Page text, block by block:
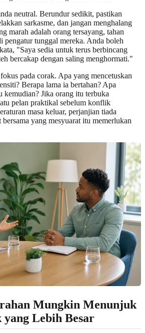
neutral. Berundur sedikit, pastikan
sarkasme, dan jangan menghalang
marah adalah orang tersayang, tahan
pengatur tunggal mereka. Anda boleh
"Saya sedia untuk terus berbincang
bercakap dengan saling menghormati."
pada corak. Apa yang mencetuskan
Berapa lama ia bertahan? Apa
kemudian? Jika orang itu terbuka
pelan praktikal sebelum konflik
masa keluar, perjanjian tiada
yang mesyuarat itu memerlukan
Mungkin Menunjuk
Lebih Besar